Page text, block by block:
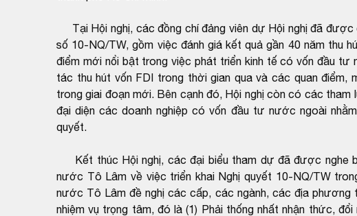
Tại Hội nghị, các đồng chí đảng viên dự Hội nghị đã được
số 10-NQ/TW, gồm việc đánh giá kết quả gần 40 năm thu
điểm mới nổi bật trong việc phát triển kinh tế có vốn đầu
tác thu hút vốn FDI trong thời gian qua và các quan điểm,
trong giai đoạn mới. Bên cạnh đó, Hội nghị còn có các tham
đại diện các doanh nghiệp có vốn đầu tư nước ngoài
quyết.
Kết thúc Hội nghị, các đại biểu tham dự đã được nghe
nước Tô Lâm về việc triển khai Nghị quyết 10-NQ/TW
nước Tô Lâm đề nghị các cấp, các ngành, các địa
nhiệm vụ trọng tâm, đó là (1) Phải thống nhất nhận thức,